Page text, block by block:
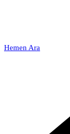
Hemen Ara